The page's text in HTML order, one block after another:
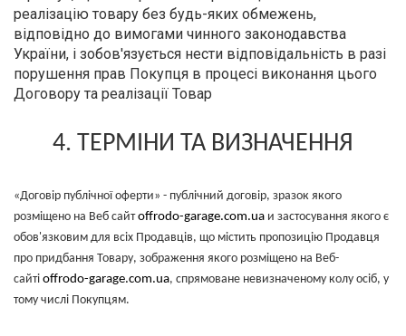
реалізацію товару без будь-яких обмежень,
відповідно до вимогами чинного законодавства
України, і зобов'язується нести відповідальність в разі
порушення прав Покупця в процесі виконання цього
Договору та реалізації Товар
4. ТЕРМІНИ ТА ВИЗНАЧЕННЯ
«Договір публічної оферти» - публічний договір, зразок якого
розміщено на Веб сайтoffrodo-garage.com.ua и застосування якого є
обов'язковим для всіх Продавців, що містить пропозицію Продавця
про придбання Товару, зображення якого розміщено на Веб-
сайті offrodo-garage.com.ua, спрямоване невизначеному колу осіб, у
тому числі Покупцям.